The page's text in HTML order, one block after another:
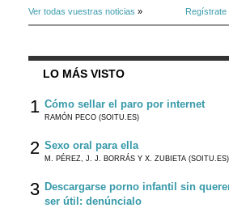
Ver todas vuestras noticias »
LO MÁS VISTO
1 Cómo sellar el paro por internet
RAMÓN PECO (SOITU.ES)
2 Sexo oral para ella
M. PÉREZ, J. J. BORRÁS Y X. ZUBIETA (SOITU.ES)
3 Descargarse porno infantil sin
ser útil: denúncialo